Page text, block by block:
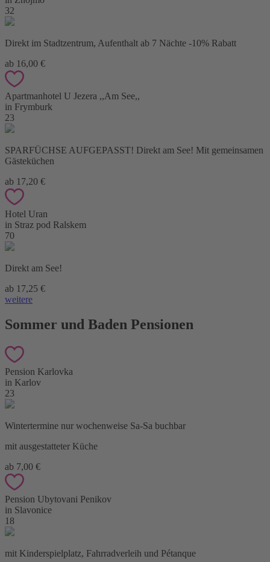
32
Direkt im Stadtzentrum, Aufenthalt ab 7 Nächte -10% Rabatt
ab 16,00 €
Apartmanhotel U Jezera ,,Am See,,
in Frymburk
23
SPARFÜCHSE AUFGEPASST! Direkt am See! Mit gemeinsamen
Gästeküchen
ab 17,20 €
Hotel Uran
in Straz pod Ralskem
70
Direkt am See!
ab 17,25 €
weitere
Sommer und Baden Pensionen
Pension Karlovka
in Karlov
23
Wintertermine nur wochenweise Sa-Sa buchbar
mit ausgestatteter Küche
ab 7,00 €
Pension Ubytovani Penikov
in Slavonice
18
mit Kinderspielplatz, Fahrradverleih und Pétanque